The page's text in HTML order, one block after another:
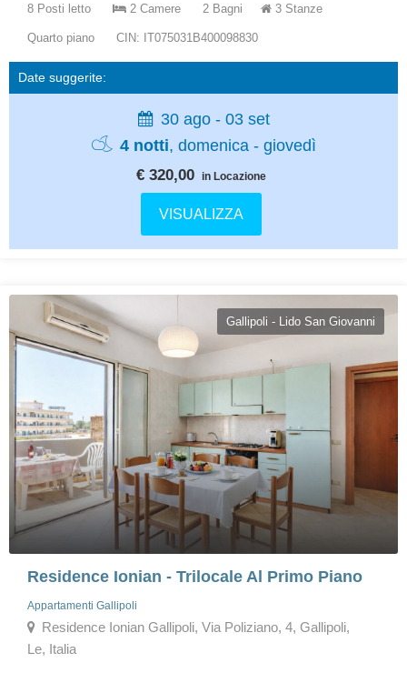
8 Posti letto 2 Camere 2 Bagni 3 Stanze
Quarto piano CIN: IT075031B400098830
Date suggerite:
30 ago - 03 set
4 notti, domenica - giovedì
€ 320,00 in Locazione
VISUALIZZA
Gallipoli - Lido San Giovanni
Residence Ionian - Trilocale Al Primo Piano
Appartamenti Gallipoli
Residence Ionian Gallipoli, Via Poliziano, 4, Gallipoli,
Le, Italia